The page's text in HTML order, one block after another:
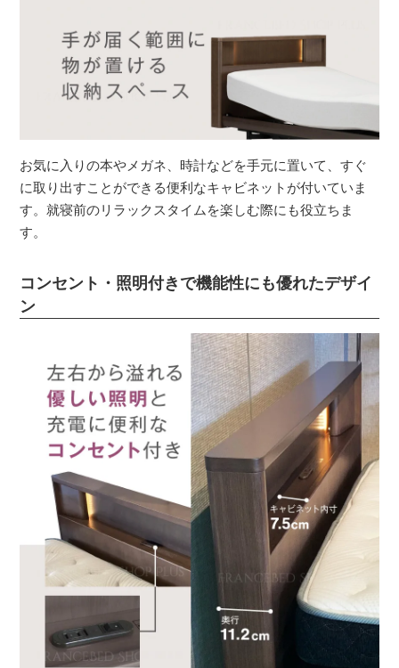
お気に入りの本やメガネ、時計などを手元に置いて、すぐ
に取り出すことができる便利なキャビネットが付いていま
す。就寝前のリラックスタイムを楽しむ際にも役立ちま
す。
コンセント・照明付きで機能性にも優れたデザイ
ン